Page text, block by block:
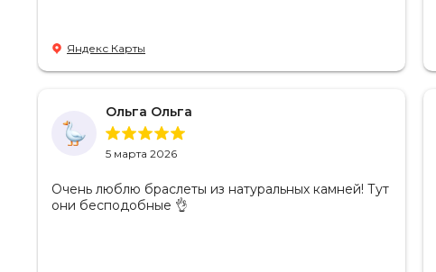
Яндекс Карты
Ольга Ольга
5 марта 2026
Очень люблю браслеты из натуральных камней! Тут
они бесподобные 👌